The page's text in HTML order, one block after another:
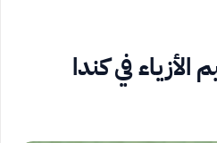
في كندا